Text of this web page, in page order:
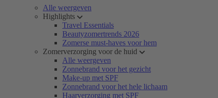
Alle weergeven
Highlights
Travel Essentials
Beautyzomertrends 2026
Zomerse must-haves voor hem
Zomerverzorging voor de huid
Alle weergeven
Zonnebrand voor het gezicht
Make-up met SPF
Zonnebrand voor het hele lichaam
Haarverzorging met SPF